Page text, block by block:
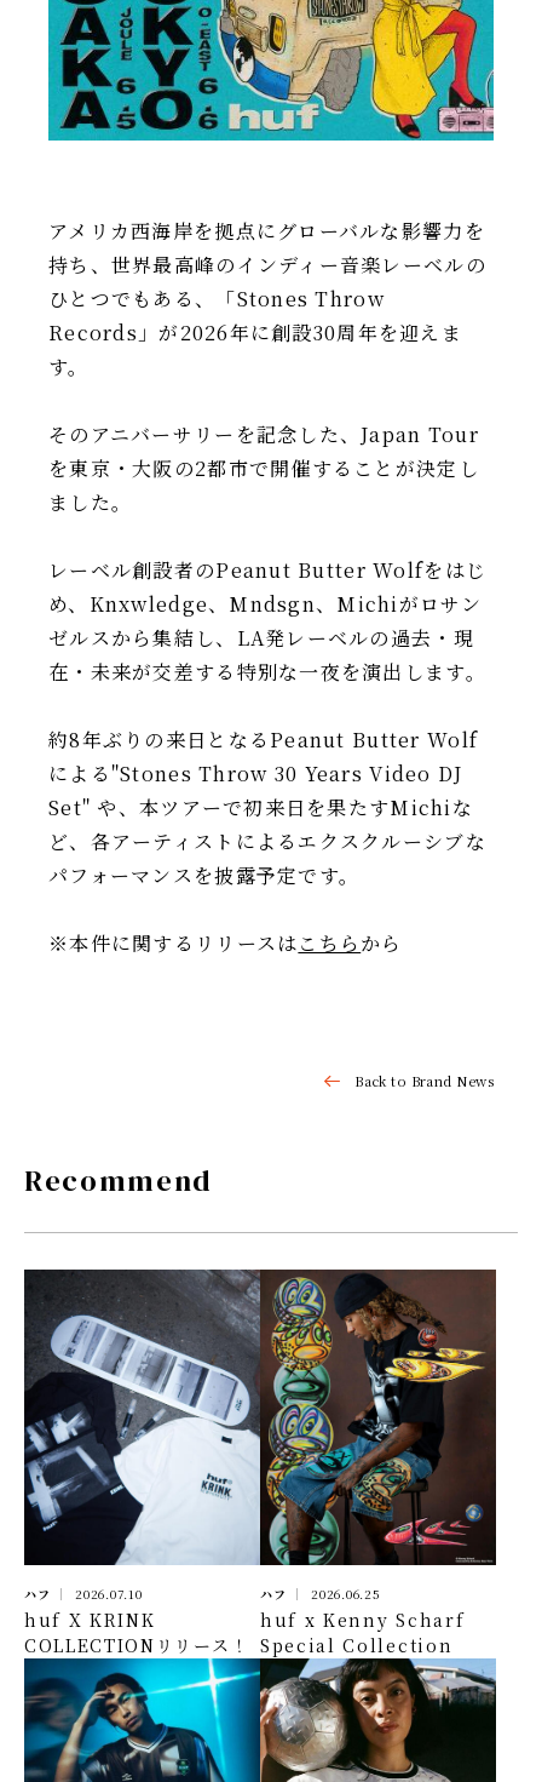
アメリカ西海岸を拠点にグローバルな影響力を
持ち、世界最高峰のインディー音楽レーベルの
ひとつでもある、「Stones Throw
Records」が2026年に創設30周年を迎えま
す。
そのアニバーサリーを記念した、Japan Tour
を東京・大阪の2都市で開催することが決定し
ました。
レーベル創設者のPeanut Butter Wolfをはじ
め、Knxwledge、Mndsgn、Michiがロサン
ゼルスから集結し、LA発レーベルの過去・現
在・未来が交差する特別な一夜を演出します。
約8年ぶりの来日となるPeanut Butter Wolf
による"Stones Throw 30 Years Video DJ
Set" や、本ツアーで初来日を果たすMichiな
ど、各アーティストによるエクスクルーシブな
パフォーマンスを披露予定です。
※本件に関するリリースはこちら から
Back to Brand News
Recommend
ハフ 2026.07.10
huf X KRINK
COLLECTIONリリース！
ハフ 2026.06.25
huf x Kenny Scharf
Special Collection